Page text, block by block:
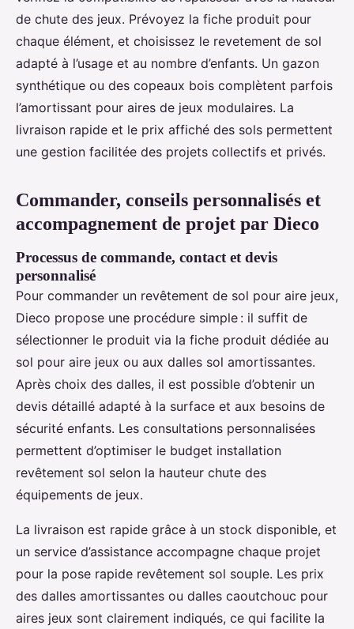
de chute des jeux. Prévoyez la fiche produit pour
chaque élément, et choisissez le revetement de sol
adapté à l’usage et au nombre d’enfants. Un gazon
synthétique ou des copeaux bois complètent parfois
l’amortissant pour aires de jeux modulaires. La
livraison rapide et le prix affiché des sols permettent
une gestion facilitée des projets collectifs et privés.
Commander, conseils personnalisés et
accompagnement de projet par Dieco
Processus de commande, contact et devis
personnalisé
Pour commander un revêtement de sol pour aire jeux,
Dieco propose une procédure simple : il suffit de
sélectionner le produit via la fiche produit dédiée au
sol pour aire jeux ou aux dalles sol amortissantes.
Après choix des dalles, il est possible d’obtenir un
devis détaillé adapté à la surface et aux besoins de
sécurité enfants. Les consultations personnalisées
permettent d’optimiser le budget installation
revêtement sol selon la hauteur chute des
équipements de jeux.
La livraison est rapide grâce à un stock disponible, et
un service d’assistance accompagne chaque projet
pour la pose rapide revêtement sol souple. Les prix
des dalles amortissantes ou dalles caoutchouc pour
aires jeux sont clairement indiqués, ce qui facilite la